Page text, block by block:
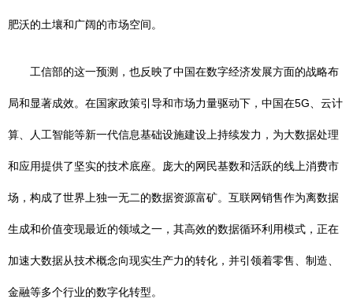
肥沃的土壤和广阔的市场空间。
工信部的这一预测，也反映了中国在数字经济发展方面的战略布
局和显著成效。在国家政策引导和市场力量驱动下，中国在5G、云计
算、人工智能等新一代信息基础设施建设上持续发力，为大数据处理
和应用提供了坚实的技术底座。庞大的网民基数和活跃的线上消费市
场，构成了世界上独一无二的数据资源富矿。互联网销售作为离数据
生成和价值变现最近的领域之一，其高效的数据循环利用模式，正在
加速大数据从技术概念向现实生产力的转化，并引领着零售、制造、
金融等多个行业的数字化转型。